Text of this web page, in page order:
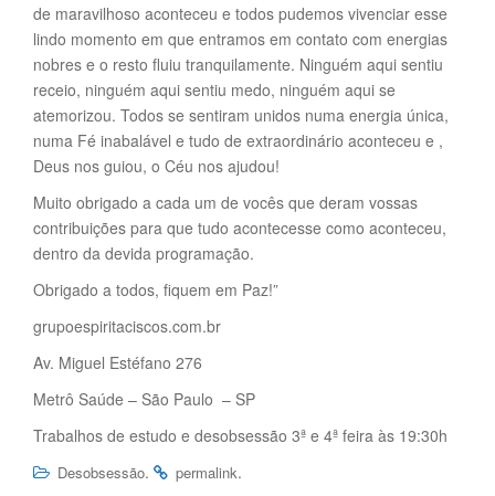
de maravilhoso aconteceu e todos pudemos vivenciar esse
lindo momento em que entramos em contato com energias
nobres e o resto fluiu tranquilamente. Ninguém aqui sentiu
receio, ninguém aqui sentiu medo, ninguém aqui se
atemorizou. Todos se sentiram unidos numa energia única,
numa Fé inabalável e tudo de extraordinário aconteceu e ,
Deus nos guiou, o Céu nos ajudou!
Muito obrigado a cada um de vocês que deram vossas
contribuições para que tudo acontecesse como aconteceu,
dentro da devida programação.
Obrigado a todos, fiquem em Paz!”
grupoespiritaciscos.com.br
Av. Miguel Estéfano 276
Metrô Saúde – São Paulo – SP
Trabalhos de estudo e desobsessão 3ª e 4ª feira às 19:30h
Desobsessão. permalink.